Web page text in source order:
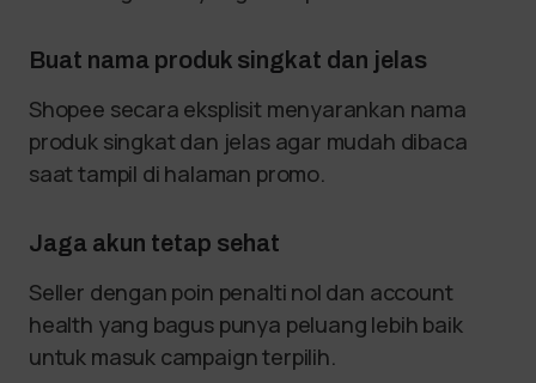
Buat nama produk singkat dan jelas
Shopee secara eksplisit menyarankan nama
produk singkat dan jelas agar mudah dibaca
saat tampil di halaman promo.
Jaga akun tetap sehat
Seller dengan poin penalti nol dan account
health yang bagus punya peluang lebih baik
untuk masuk campaign terpilih.